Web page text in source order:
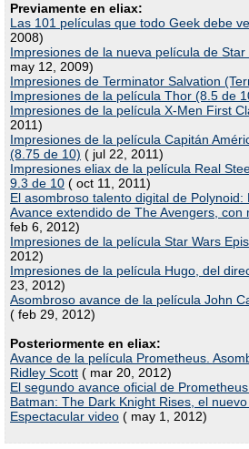
Previamente en eliax:
Las 101 películas que todo Geek debe
2008)
Impresiones de la nueva película de
may 12, 2009)
Impresiones de Terminator Salvation
Impresiones de la película Thor (8.5 de
Impresiones de la película X-Men First
2011)
Impresiones de la película Capitán
(8.75 de 10) ( jul 22, 2011)
Impresiones eliax de la película Real
9.3 de 10 ( oct 11, 2011)
El asombroso talento digital de Polynoid:
Avance extendido de The Avengers, con
feb 6, 2012)
Impresiones de la película Star Wars
2012)
Impresiones de la película Hugo, del
23, 2012)
Asombroso avance de la película John
( feb 29, 2012)
Posteriormente en eliax:
Avance de la película Prometheus.
Ridley Scott ( mar 20, 2012)
El segundo avance oficial de Prometheus.
Batman: The Dark Knight Rises, el
Espectacular video ( may 1, 2012)